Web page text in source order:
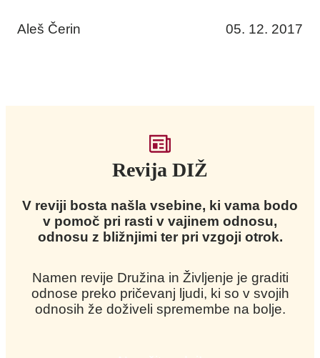
Aleš Čerin 05. 12. 2017
Revija DIŽ
V reviji bosta našla vsebine, ki vama bodo
v pomoč pri rasti v vajinem odnosu,
odnosu z bližnjimi ter pri vzgoji otrok.
Namen revije Družina in Življenje je graditi
odnose preko pričevanj ljudi, ki so v svojih
odnosih že doživeli spremembe na bolje.